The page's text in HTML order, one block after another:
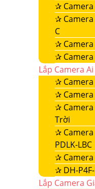
✰
✰
C
✰
✰
Lắp Camera
✰
✰ Camera
✰ Camera
Trời
✰
PDLK-LBC
✰ Camera
✰ DH-
Lắp Camera